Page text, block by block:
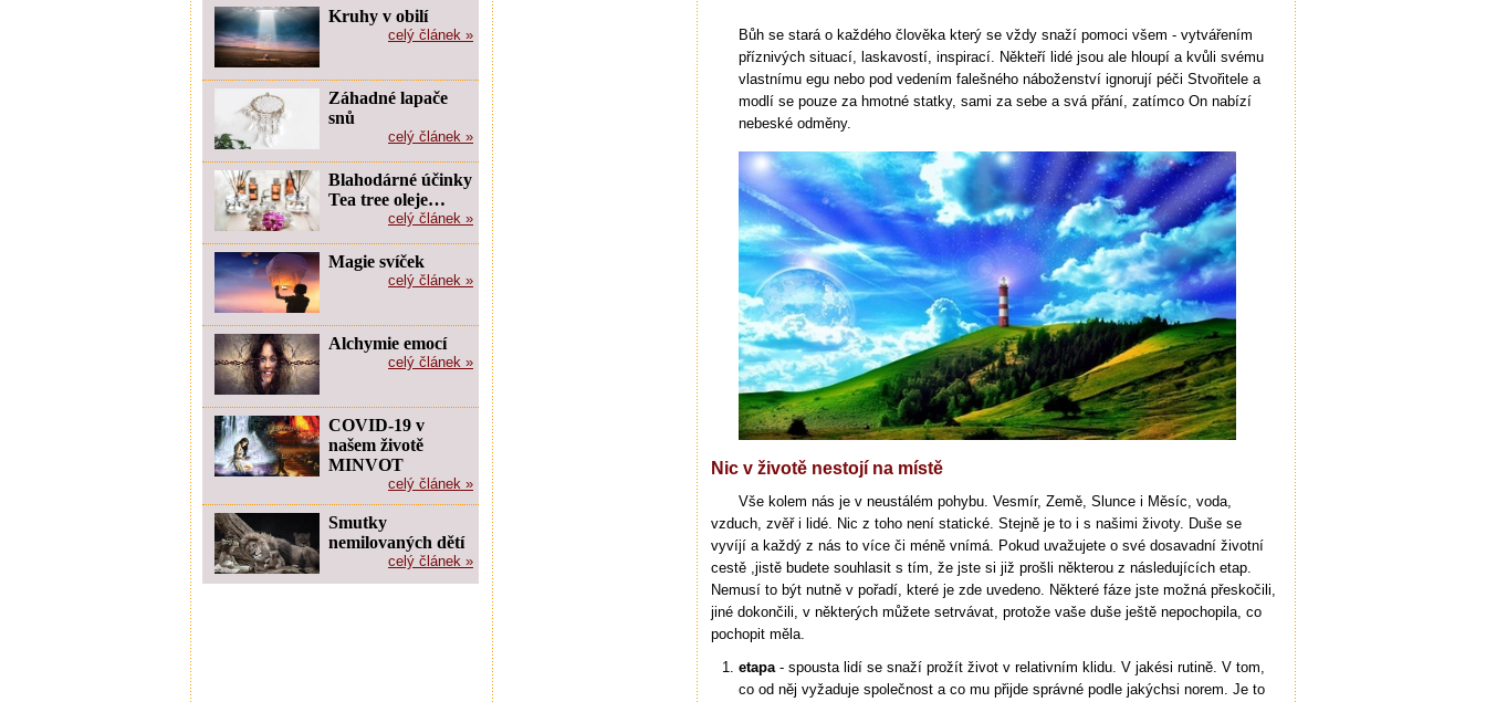
Bůh se stará o každého člověka který se vždy snaží pomoci všem - vytvářením
příznivých situací, laskavostí, inspirací. Někteří lidé jsou ale hloupí a kvůli svému
vlastnímu egu nebo pod vedením falešného náboženství ignorují péči Stvořitele a
modlí se pouze za hmotné statky, sami za sebe a svá přání, zatímco On nabízí
nebeské odměny.
Nic v životě nestojí na místě
Vše kolem nás je v neustálém pohybu. Vesmír, Země, Slunce i Měsíc, voda,
vzduch, zvěř i lidé. Nic z toho není statické. Stejně je to i s našimi životy. Duše se
vyvíjí a každý z nás to více či méně vnímá. Pokud uvažujete o své dosavadní životní
cestě ,jistě budete souhlasit s tím, že jste si již prošli některou z následujících etap.
Nemusí to být nutně v pořadí, které je zde uvedeno. Některé fáze jste možná přeskočili,
jiné dokončili, v některých můžete setrvávat, protože vaše duše ještě nepochopila, co
pochopit měla.
etapa - spousta lidí se snaží prožít život v relativním klidu. V jakési rutině. V tom,
co od něj vyžaduje společnost a co mu přijde správné podle jakýchsi norem. Je to
Kruhy v obilí
celý článek »
Záhadné lapače
snů
celý článek »
Blahodárné účinky
Tea tree oleje…
celý článek »
Magie svíček
celý článek »
Alchymie emocí
celý článek »
COVID-19 v
našem životě
MINVOT
celý článek »
Smutky
nemilovaných dětí
celý článek »